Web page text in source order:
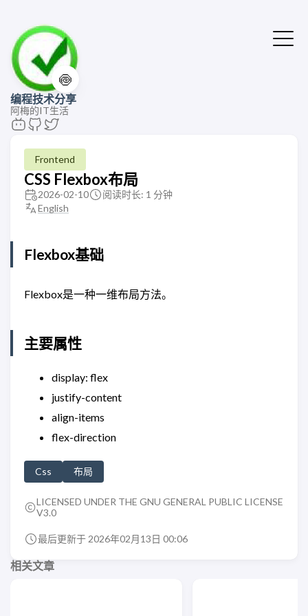
🍥
编程技术分享
阿梅的IT生活
Frontend
CSS Flexbox布局
2026-02-10
阅读时长: 1 分钟
English
Flexbox基础
Flexbox是一种一维布局方法。
主要属性
display: flex
justify-content
align-items
flex-direction
Css 布局
LICENSED UNDER THE GNU GENERAL PUBLIC LICENSE
V3.0
最后更新于 2026年02月13日 00:06
相关文章